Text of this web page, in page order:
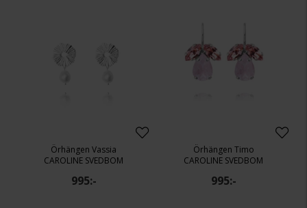
Örhängen Vassia
CAROLINE SVEDBOM
995:-
Örhängen Timo
CAROLINE SVEDBOM
995:-